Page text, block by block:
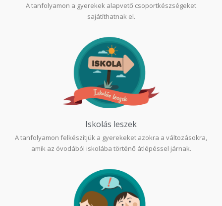
A tanfolyamon a gyerekek alapvető csoportkészségeket
sajátíthatnak el.
Iskolás leszek
A tanfolyamon felkészítjük a gyerekeket azokra a változásokra,
amik az óvodából iskolába történő átlépéssel járnak.